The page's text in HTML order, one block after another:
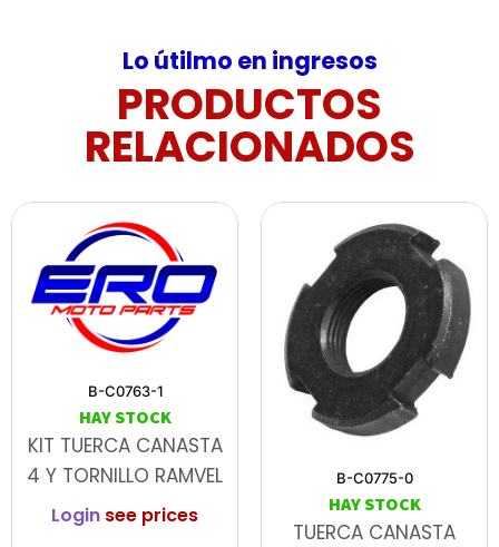
Lo útilmo en ingresos
PRODUCTOS
RELACIONADOS
B-C0763-1
HAY STOCK
KIT TUERCA CANASTA
4 Y TORNILLO RAMVEL
Login see prices
B-C0775-0
HAY STOCK
TUERCA CANASTA